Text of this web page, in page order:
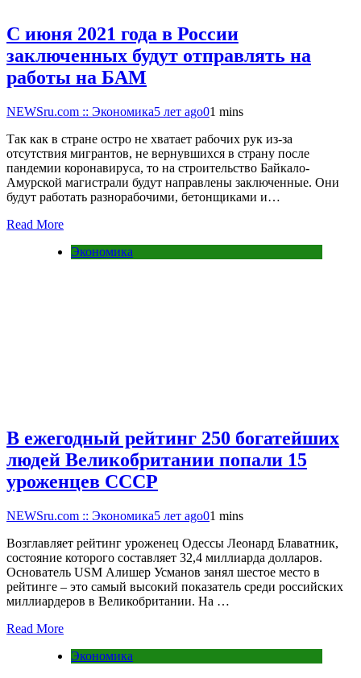
С июня 2021 года в России
заключенных будут отправлять на
работы на БАМ
NEWSru.com :: Экономика5 лет ago01 mins
Так как в стране остро не хватает рабочих рук из-за
отсутствия мигрантов, не вернувшихся в страну после
пандемии коронавируса, то на строительство Байкало-
Амурской магистрали будут направлены заключенные. Они
будут работать разнорабочими, бетонщиками и…
Read More
Экономика
В ежегодный рейтинг 250 богатейших
людей Великобритании попали 15
уроженцев СССР
NEWSru.com :: Экономика5 лет ago01 mins
Возглавляет рейтинг уроженец Одессы Леонард Блаватник,
состояние которого составляет 32,4 миллиарда долларов.
Основатель USM Алишер Усманов занял шестое место в
рейтинге – это самый высокий показатель среди российских
миллиардеров в Великобритании. На …
Read More
Экономика